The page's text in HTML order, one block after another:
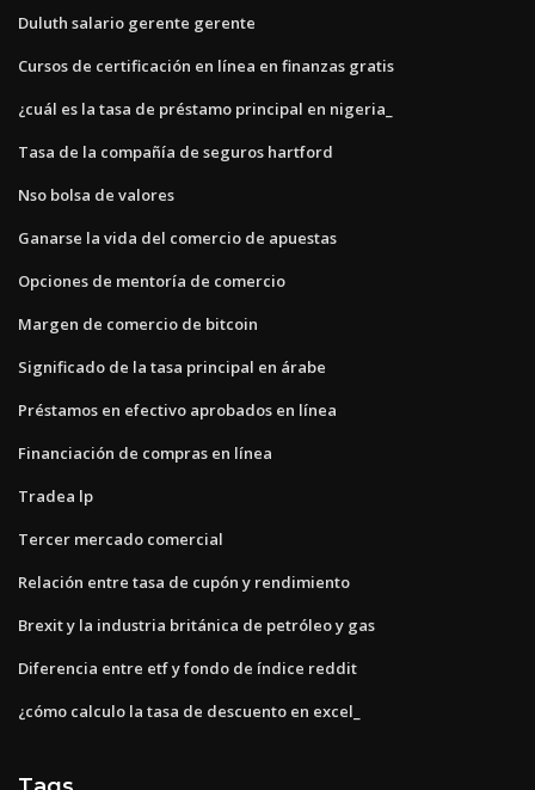
Duluth salario gerente gerente
Cursos de certificación en línea en finanzas gratis
¿cuál es la tasa de préstamo principal en nigeria_
Tasa de la compañía de seguros hartford
Nso bolsa de valores
Ganarse la vida del comercio de apuestas
Opciones de mentoría de comercio
Margen de comercio de bitcoin
Significado de la tasa principal en árabe
Préstamos en efectivo aprobados en línea
Financiación de compras en línea
Tradea lp
Tercer mercado comercial
Relación entre tasa de cupón y rendimiento
Brexit y la industria británica de petróleo y gas
Diferencia entre etf y fondo de índice reddit
¿cómo calculo la tasa de descuento en excel_